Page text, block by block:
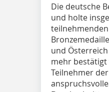
Die deutsche
und holte
und
mehr bestätigt
Teilnehmer